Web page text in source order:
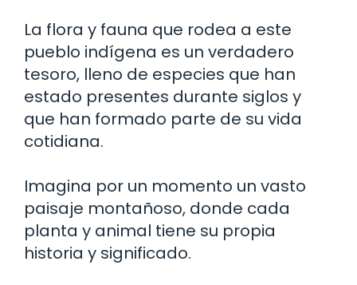
La flora y fauna que rodea a este
pueblo indígena es un verdadero
tesoro, lleno de especies que han
estado presentes durante siglos y
que han formado parte de su vida
cotidiana.
Imagina por un momento un vasto
paisaje montañoso, donde cada
planta y animal tiene su propia
historia y significado.